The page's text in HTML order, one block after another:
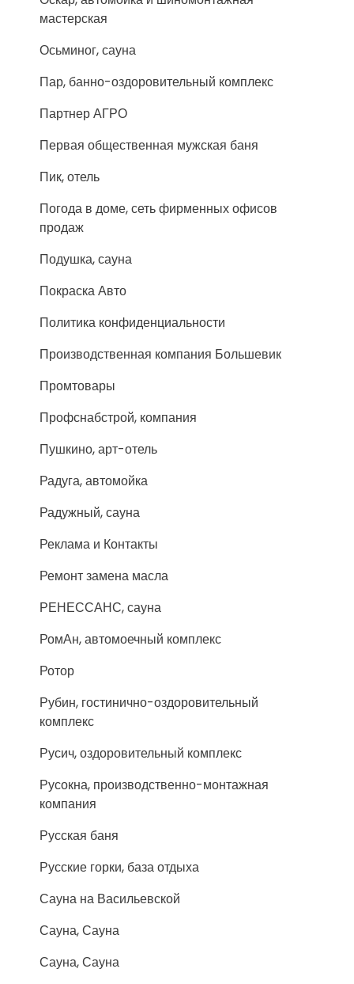
мастерская
Осьминог, сауна
Пар, банно-оздоровительный комплекс
Партнер АГРО
Первая общественная мужская баня
Пик, отель
Погода в доме, сеть фирменных офисов
продаж
Подушка, сауна
Покраска Авто
Политика конфиденциальности
Производственная компания Большевик
Промтовары
Профснабстрой, компания
Пушкино, арт-отель
Радуга, автомойка
Радужный, сауна
Реклама и Контакты
Ремонт замена масла
РЕНЕССАНС, сауна
РомАн, автомоечный комплекс
Ротор
Рубин, гостинично-оздоровительный
комплекс
Русич, оздоровительный комплекс
Русокна, производственно-монтажная
компания
Русская баня
Русские горки, база отдыха
Сауна на Васильевской
Сауна, Сауна
Сауна, Сауна